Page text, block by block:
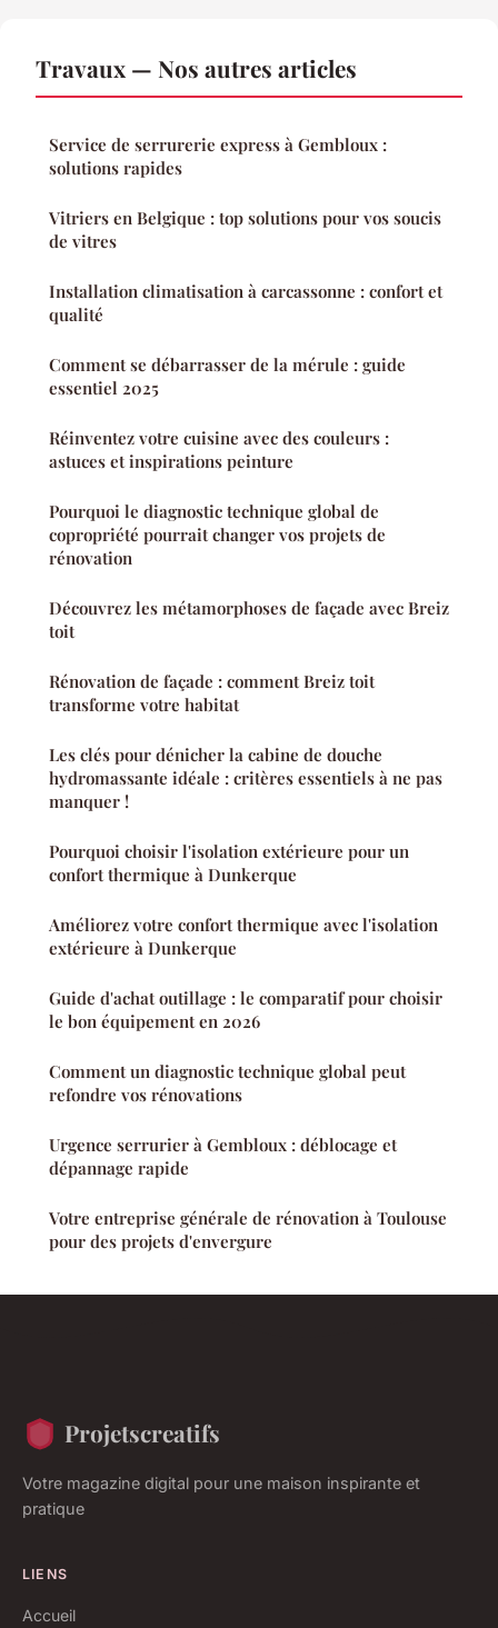
Travaux — Nos autres articles
Service de serrurerie express à Gembloux :
solutions rapides
Vitriers en Belgique : top solutions pour vos soucis
de vitres
Installation climatisation à carcassonne : confort et
qualité
Comment se débarrasser de la mérule : guide
essentiel 2025
Réinventez votre cuisine avec des couleurs :
astuces et inspirations peinture
Pourquoi le diagnostic technique global de
copropriété pourrait changer vos projets de
rénovation
Découvrez les métamorphoses de façade avec Breiz
toit
Rénovation de façade : comment Breiz toit
transforme votre habitat
Les clés pour dénicher la cabine de douche
hydromassante idéale : critères essentiels à ne pas
manquer !
Pourquoi choisir l'isolation extérieure pour un
confort thermique à Dunkerque
Améliorez votre confort thermique avec l'isolation
extérieure à Dunkerque
Guide d'achat outillage : le comparatif pour choisir
le bon équipement en 2026
Comment un diagnostic technique global peut
refondre vos rénovations
Urgence serrurier à Gembloux : déblocage et
dépannage rapide
Votre entreprise générale de rénovation à Toulouse
pour des projets d'envergure
Projetscreatifs
Votre magazine digital pour une maison inspirante et
pratique
LIENS
Accueil